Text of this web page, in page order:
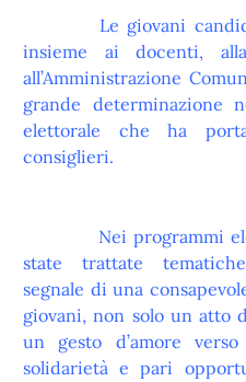
Le giovani
insieme ai docenti,
all’Amministrazione
grande determinazione
elettorale che ha
consiglieri.
Nei programmi
state trattate
segnale di una
giovani, non solo un atto
un gesto d’amore
solidarietà e pari